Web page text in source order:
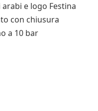
e logo Festina
con chiusura
a 10 bar